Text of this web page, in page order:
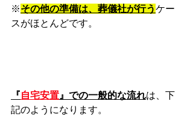
※その他の準備は、葬儀社が行うケー
スがほとんどです。
『自宅安置 』での一般的な流れは、下
記のようになります。